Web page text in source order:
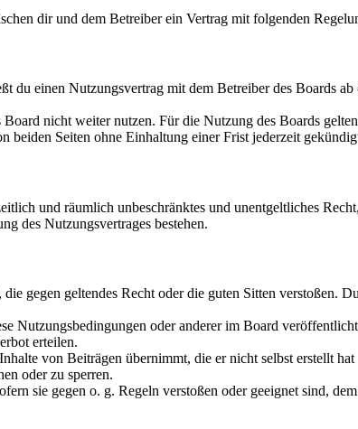
dir und dem Betreiber ein Vertrag mit folgenden
du einen Nutzungsvertrag mit dem Betreiber des Boards
nicht weiter nutzen. Für die Nutzung des Boards
Seiten ohne Einhaltung einer Frist jederzeit
und räumlich unbeschränktes und unentgeltliches
des Nutzungsvertrages bestehen.
gegen geltendes Recht oder die guten Sitten verstoßen.
Nutzungsbedingungen oder anderer im Board
erteilen.
von Beiträgen übernimmt, die er nicht selbst erstellt
oder zu sperren.
sie gegen o. g. Regeln verstoßen oder geeignet sind,